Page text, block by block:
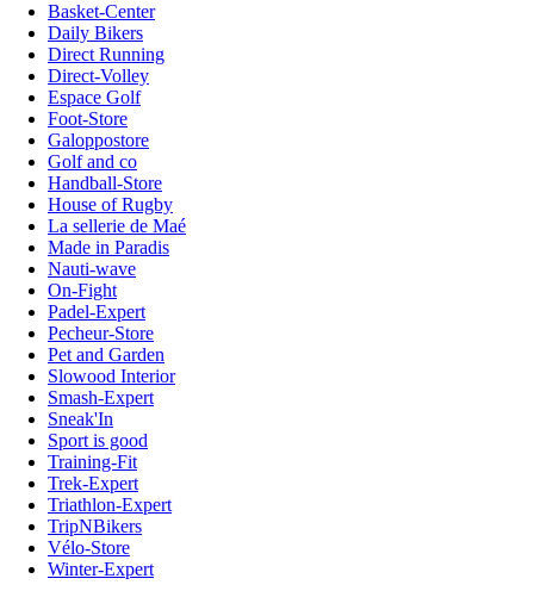
Basket-Center
Daily Bikers
Direct Running
Direct-Volley
Espace Golf
Foot-Store
Galoppostore
Golf and co
Handball-Store
House of Rugby
La sellerie de Maé
Made in Paradis
Nauti-wave
On-Fight
Padel-Expert
Pecheur-Store
Pet and Garden
Slowood Interior
Smash-Expert
Sneak'In
Sport is good
Training-Fit
Trek-Expert
Triathlon-Expert
TripNBikers
Vélo-Store
Winter-Expert